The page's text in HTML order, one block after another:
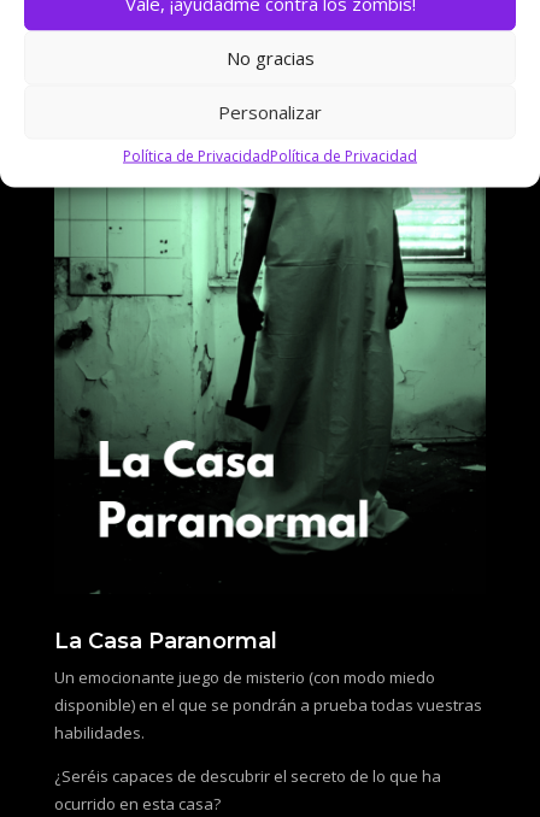
No gracias
Personalizar
Política de PrivacidadPolítica de Privacidad
La Casa Paranormal
Un emocionante juego de misterio (con modo miedo
disponible) en el que se pondrán a prueba todas vuestras
habilidades.
¿Seréis capaces de descubrir el secreto de lo que ha
ocurrido en esta casa?